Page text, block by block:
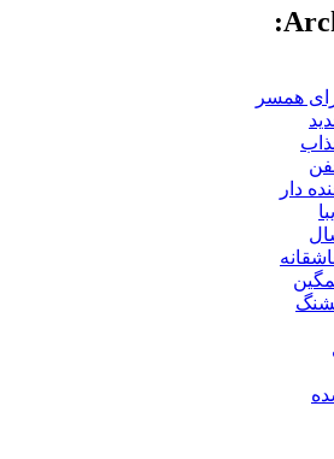
همسر
دار